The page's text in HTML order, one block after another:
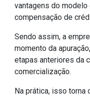
vantagens do
compensação de
Sendo assim, a
momento da
etapas anteriores da
comercialização.
Na prática, isso